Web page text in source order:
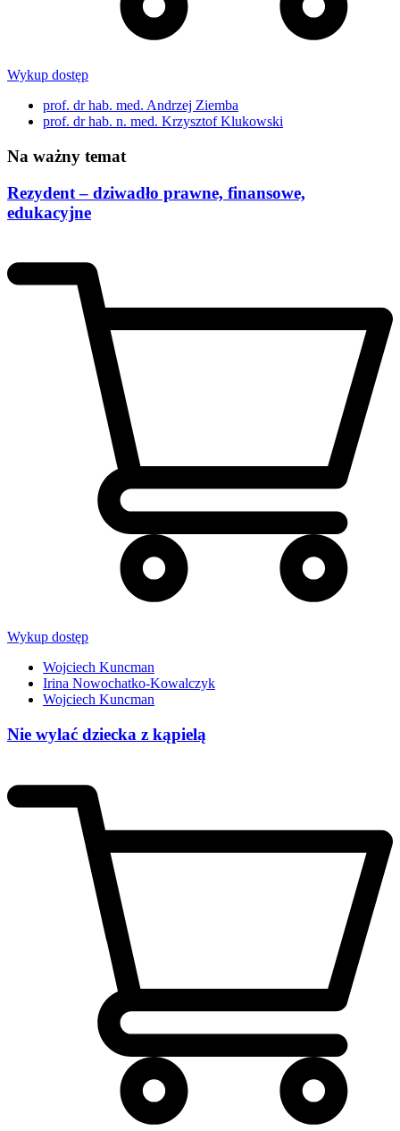
Wykup dostęp
prof. dr hab. med. Andrzej Ziemba
prof. dr hab. n. med. Krzysztof Klukowski
Na ważny temat
Rezydent – dziwadło prawne, finansowe,
edukacyjne
Wykup dostęp
Wojciech Kuncman
Irina Nowochatko-Kowalczyk
Wojciech Kuncman
Nie wylać dziecka z kąpielą